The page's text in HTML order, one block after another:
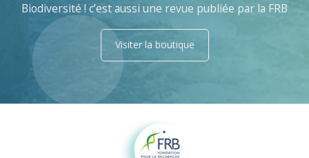
Biodiversité ! c’est aussi une revue publiée par la FRB
Visiter la boutique
Fondation pour la recherche sur la biodiversité